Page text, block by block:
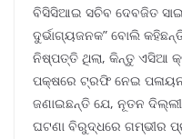
ବିସିସିଆଇ ସଚିବ ଦେବଜିତ
ଦୁର୍ଭାଗ୍ୟଜନକ” ବୋଲି
ନିଷ୍ପତ୍ତି ଥିଲା, କିନ୍ତୁ ଏସିଆ
ପକ୍ଷରେ ଟ୍ରଫି ନେଇ
ଜଣାଇଛନ୍ତି ଯେ, ନୂତନ
ଘଟଣା ବିରୁଦ୍ଧରେ ଗମ୍ଭୀର